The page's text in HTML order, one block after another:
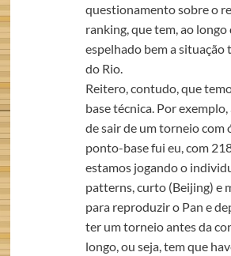
questionamento sobre o
ranking, que tem, ao longo
espelhado bem a situação
do Rio.
Reitero, contudo, que
base técnica. Por
de sair de um torneio com
ponto-base fui eu, com
estamos jogando o
patterns, curto (Beijing) e
para reproduzir o Pan e
ter um torneio antes da
longo, ou seja, tem que